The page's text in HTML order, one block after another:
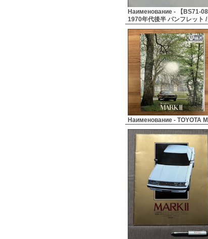
Наименование -
【BS71-
1970年代後半 パンフレット
Наименование - TOYOTA